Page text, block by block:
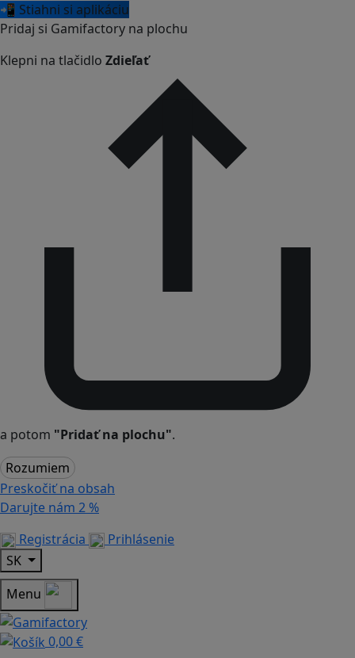
📲 Stiahni si aplikáciu
Pridaj si Gamifactory na plochu
Klepni na tlačidlo Zdieľať
a potom "Pridať na plochu".
Rozumiem
Preskočiť na obsah
Darujte nám 2 %
Registrácia
Prihlásenie
SK
Menu
0,00 €